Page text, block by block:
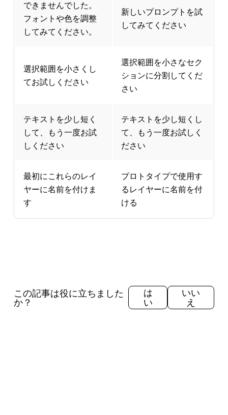
できませんでした。
フォントや色を調整
してみてください。
新しいプロンプトを試
してみてください
選択範囲を小さくし
てお試しください
選択範囲を小さなセク
ションに分割してくだ
さい
テキストを少し短く
して、もう一度お試
しください
テキストを少し短くし
て、もう一度お試しく
ださい
最初にこれらのレイ
ヤーに名前を付けま
す
プロトタイプで使用す
るレイヤーに名前を付
ける
この記事は役に立ちました
か？
は
い
いい
え